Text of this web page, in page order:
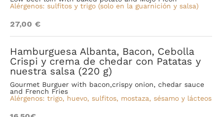
Alérgenos: sulfitos y trigo (solo en la guarnición y salsa)
27,00 €
Hamburguesa Albanta, Bacon, Cebolla
Crispi y crema de chedar con Patatas y
nuestra salsa (220 g)
Gourmet Burguer with bacon,crispy onion, chedar sauce
and French Fries
Alérgenos: trigo, huevo, sulfitos, mostaza, sésamo y lácteos